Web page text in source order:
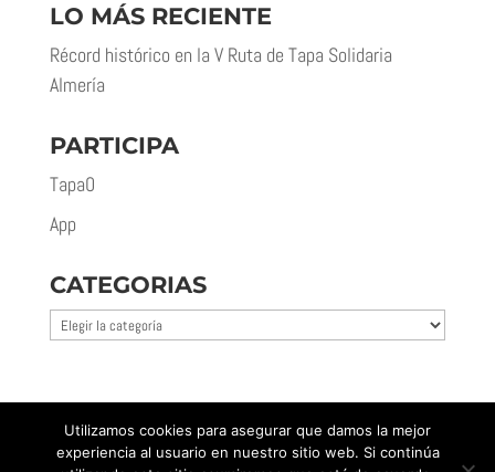
LO MÁS RECIENTE
Récord histórico en la V Ruta de Tapa Solidaria
Almería
PARTICIPA
Tapa0
App
CATEGORIAS
Categorias
Utilizamos cookies para asegurar que damos la mejor
experiencia al usuario en nuestro sitio web. Si continúa